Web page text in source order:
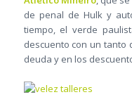
de penal de Hulk y
tiempo, el verde
descuento con un tanto
deuda y en los